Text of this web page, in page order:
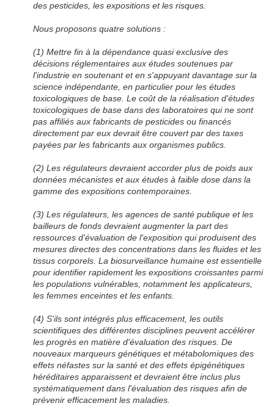
des pesticides, les expositions et les risques.
Nous proposons quatre solutions :
(1) Mettre fin à la dépendance quasi exclusive des
décisions réglementaires aux études soutenues par
l'industrie en soutenant et en s'appuyant davantage sur la
science indépendante, en particulier pour les études
toxicologiques de base. Le coût de la réalisation d'études
toxicologiques de base dans des laboratoires qui ne sont
pas affiliés aux fabricants de pesticides ou financés
directement par eux devrait être couvert par des taxes
payées par les fabricants aux organismes publics.
(2) Les régulateurs devraient accorder plus de poids aux
données mécanistes et aux études à faible dose dans la
gamme des expositions contemporaines.
(3) Les régulateurs, les agences de santé publique et les
bailleurs de fonds devraient augmenter la part des
ressources d'évaluation de l'exposition qui produisent des
mesures directes des concentrations dans les fluides et les
tissus corporels. La biosurveillance humaine est essentielle
pour identifier rapidement les expositions croissantes parmi
les populations vulnérables, notamment les applicateurs,
les femmes enceintes et les enfants.
(4) S'ils sont intégrés plus efficacement, les outils
scientifiques des différentes disciplines peuvent accélérer
les progrès en matière d'évaluation des risques. De
nouveaux marqueurs génétiques et métabolomiques des
effets néfastes sur la santé et des effets épigénétiques
héréditaires apparaissent et devraient être inclus plus
systématiquement dans l'évaluation des risques afin de
prévenir efficacement les maladies.